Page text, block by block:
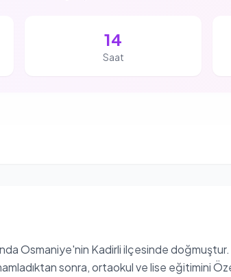
14
Saat
Osmaniye'nin Kadirli ilçesinde
sonra, ortaokul ve lise eğitimini